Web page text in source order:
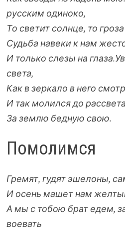
русским одиноко,
То светит солнце, то гроза
Судьба навеки к нам
И только слезы на глаза.
света,
Как в зеркало в него
И так молился до рассвета
За землю бедную свою.
Помолимся
Гремят, гудят эшелоны,
И осень машет нам
А мы с тобою брат едем,
воевать